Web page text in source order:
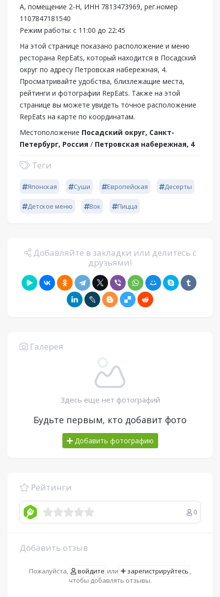
А, помещение 2-Н, ИНН 7813473969, рег.номер
1107847181540
Режим работы: с 11:00 до 22:45
На этой странице показано расположение и меню
ресторана RepEats, который находится в Посадский
округ по адресу Петровская набережная, 4.
Просматривайте удобства, близлежащие места,
рейтинги и фотографии RepEats. Также на этой
странице вы можете увидеть точное расположение
RepEats на карте по координатам.
Местоположение Посадский округ, Санкт-
Петербург, Россия / Петровская набережная, 4
Теги
Японская Суши Европейская Десерты
Детское меню Вок Пицца
Добавляйте в закладки или делитесь с
друзьями!
Галерея
Здесь еще нет фотографий
Будьте первым, кто добавит фото
Добавить фотографию
Рейтинги
0
Добавить отзыв
Пожалуйста, войдите или зарегистрируйтесь ,
чтобы добавлять отзывы.